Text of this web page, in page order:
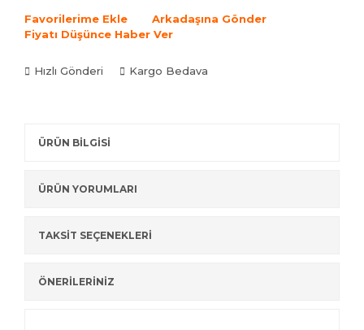
Favorilerime Ekle
Arkadaşına Gönder
Fiyatı Düşünce Haber Ver
Hızlı Gönderi Kargo Bedava
ÜRÜN BİLGİSİ
ÜRÜN YORUMLARI
TAKSİT SEÇENEKLERİ
ÖNERİLERİNİZ